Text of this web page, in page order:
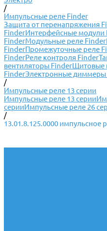
/
Импульсные реле Finder
Защита от перенапряжения
FinderИнтерфейсные модули
FinderМодульные реле Finder
FinderПромежуточные реле
FinderРеле контроля Finder
вентиляторы FinderЩитовые
FinderЭлектронные диммеры
/
Импульсные реле 13 серии
Импульсные реле 13 серии
серииИмпульсные реле 26
/
13.01.8.125.0000 импульсное